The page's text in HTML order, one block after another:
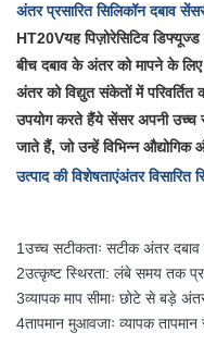
अंतर प्रसारित सिलिकॉन दबाव
HT20Vयह पिज़ोरेसिटिव
बीच दबाव के अंतर को मापने के
अंतर को विद्युत संकेतों में
उपयोग करते हैंये सेंसर अपनी उच्च
जाते हैं, जो उन्हें विभिन्न
उत्पाद की विशेषताएंअंतर विसारित
1उच्च सटीकताः सटीक अंतर दबाव
2उत्कृष्ट स्थिरता: लंबे समय तक
3व्यापक माप सीमाः छोटे से बड़े
4तापमान मुआवजाः व्यापक